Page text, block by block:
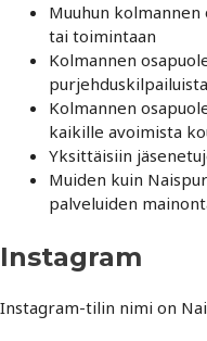
Muuhun
tai toimintaan
Kolmannen
Kolmannen
kaikille avoimista
Yksittäisiin
Muiden kuin
palveluiden
Instagram
Instagram-tilin nimi on